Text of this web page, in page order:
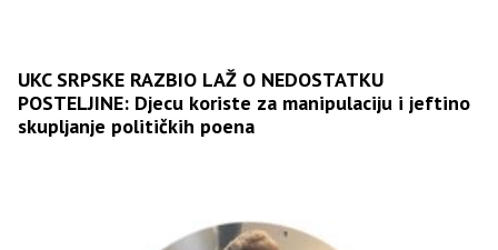
UKC SRPSKE RAZBIO LAŽ O NEDOSTATKU
POSTELJINE: Djecu koriste za manipulaciju i jeftino
skupljanje političkih poena